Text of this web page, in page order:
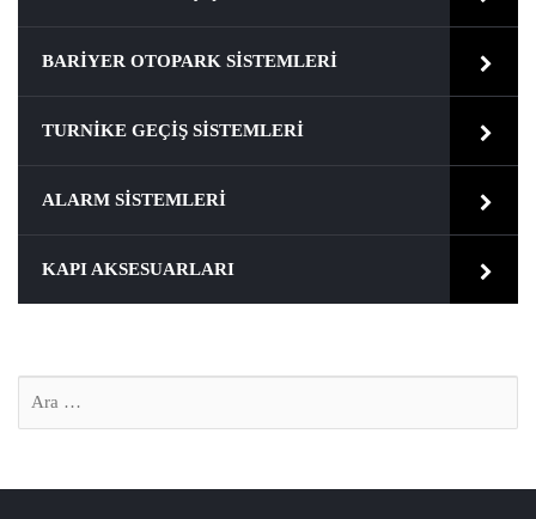
BARIYER OTOPARK SISTEMLERI
TURNIKE GEÇIŞ SISTEMLERI
ALARM SISTEMLERI
KAPI AKSESUARLARI